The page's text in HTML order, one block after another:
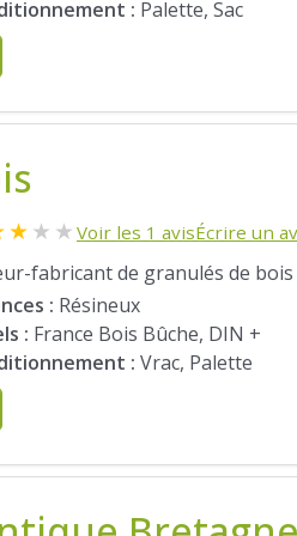
: Palette, Sac
★★ ★ Voir les 1 avisÉcrire un
fabricant de granulés de bois
: Résineux
: France Bois Bûche, DIN +
: Vrac, Palette